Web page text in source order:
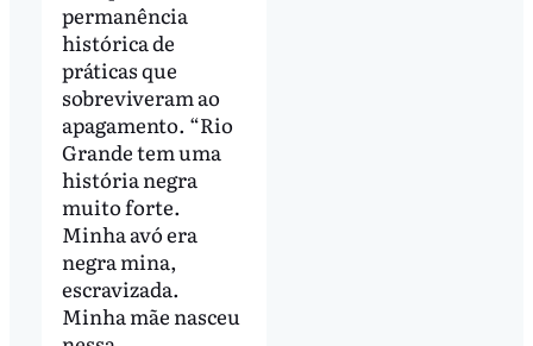
permanência
histórica de
práticas que
sobreviveram ao
apagamento. “Rio
Grande tem uma
história negra
muito forte.
Minha avó era
negra mina,
escravizada.
Minha mãe nasceu